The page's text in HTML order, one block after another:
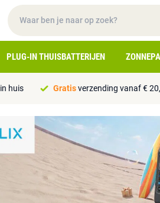
PLUG-IN THUISBATTERIJEN
in huis Gratisverzending vanaf €